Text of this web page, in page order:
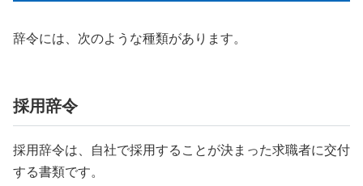
辞令には、次のような種類があります。
採用辞令
採用辞令は、自社で採用することが決まった求職者に交付
する書類です。